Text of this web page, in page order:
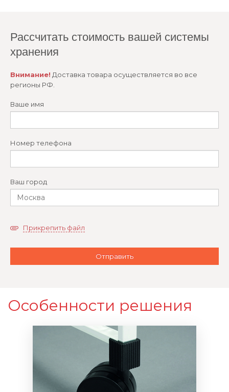
Рассчитать стоимость вашей системы
хранения
Внимание! Доставка товара осуществляется во все
регионы РФ.
Ваше имя
Номер телефона
Ваш город
Прикрепить файл
Особенности решения